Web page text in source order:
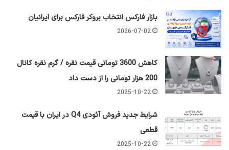
بازار فارکس انتخاب بروکر فارکس برای ایرانیان
2026-07-02
کاهش 3600 تومانی قیمت نقره / گرم نقره کانال
200 هزار تومانی را از دست داد
2025-10-22
شرایط جدید فروش آئودی Q4 در ایران با قیمت
قطعی
2025-10-22